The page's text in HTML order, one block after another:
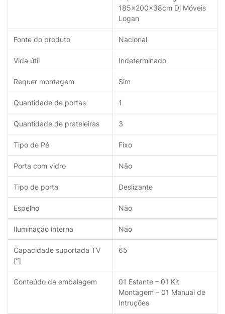
185x200x38cm Dj Móveis
Logan
Fonte do produto Nacional
Vida útil Indeterminado
Requer montagem Sim
Quantidade de portas 1
Quantidade de prateleiras 3
Tipo de Pé Fixo
Porta com vidro Não
Tipo de porta Deslizante
Espelho Não
Iluminação interna Não
Capacidade suportada TV
[“]
65
Conteúdo da embalagem
01 Estante – 01 Kit
Montagem – 01 Manual de
Intruções